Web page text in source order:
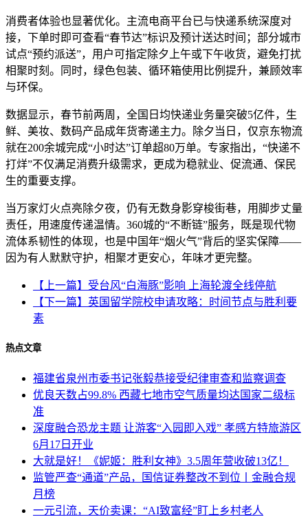
消费者体验也显著优化。主流电商平台已与快递系统深度对
接，下单时即可查看“春节达”标识及预计送达时间；部分城市
试点“预约派送”，用户可指定除夕上午或下午收货，避免打扰
相聚时刻。同时，绿色包装、循环箱使用比例提升，兼顾效率
与环保。
数据显示，春节前两周，全国日均快递业务量突破5亿件，生
鲜、美妆、数码产品成年货寄递主力。除夕当日，仅京东物流
就在200余城完成“小时达”订单超80万单。专家指出，“快递不
打烊”不仅满足消费升级需求，更成为稳就业、促流通、保民
生的重要支撑。
当万家灯火点亮除夕夜，仍有无数身影穿梭街巷，用脚步丈量
责任，用速度传递温情。360城的“不断链”服务，既是现代物
流体系韧性的体现，也是中国年“烟火气”背后的坚实保障——
因为有人默默守护，相聚才更安心，年味才更完整。
【上一篇】受台风“白海豚”影响 上海轮渡全线停航
【下一篇】英国留学院校申请攻略：时间节点与胜利要
素
热点文章
福建省泉州市委书记张毅恭接受纪律审查和监察调查
优良天数占99.8% 西藏七地市空气质量均达国家二级标
准
深度融合恐龙主题 让游客“入园即入戏” 孝感方特旅游区
6月17日开业
大就是好！《妮姬：胜利女神》3.5周年营收破13亿！
监管严查“通道”产品，国信证券整改不到位丨金融合规
月榜
一元引流，天价卖课：“AI致富经”盯上乡村老人